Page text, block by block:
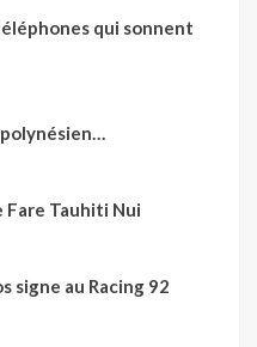
qui sonnent
Fare Tauhiti Nui
signe au Racing 92